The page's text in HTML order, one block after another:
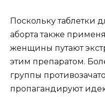
Поскольку таблетки
аборта также
женщины путают
этим препаратом.
группы
пропагандируют